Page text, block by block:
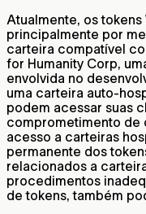
Atualmente, os
principalmente por
carteira compatível
for Humanity Corp,
envolvida no
uma carteira auto-
podem acessar suas
comprometimento de
acesso a carteiras
permanente dos
relacionados a
procedimentos
de tokens, também